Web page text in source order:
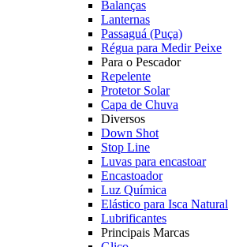
Balanças
Lanternas
Passaguá (Puça)
Régua para Medir Peixe
Para o Pescador
Repelente
Protetor Solar
Capa de Chuva
Diversos
Down Shot
Stop Line
Luvas para encastoar
Encastoador
Luz Química
Elástico para Isca Natural
Lubrificantes
Principais Marcas